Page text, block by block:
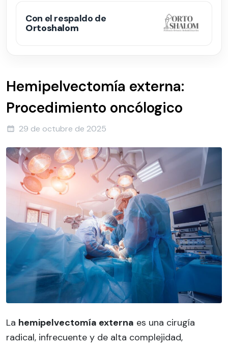
Con el respaldo de
Ortoshalom
Hemipelvectomía externa:
Procedimiento oncólogico
29 de octubre de 2025
La hemipelvectomía externa es una cirugía
radical, infrecuente y de alta complejidad,